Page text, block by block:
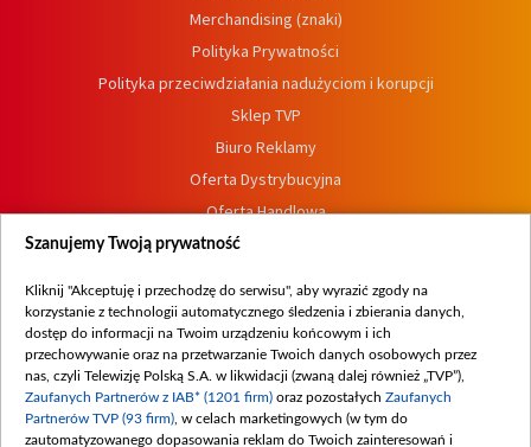
Merchandising (znaki)
Polityka Prywatności
Polityka przeciwdziałania nadużyciom i korupcji
Sklep TVP
Biuro Reklamy
Oferta Dystrybucyjna
Oferta Handlowa
Dostępność
Procedura zgłoszeń wewnętrznych
Szanujemy Twoją prywatność
Kliknij "Akceptuję i przechodzę do serwisu", aby wyrazić zgody na
korzystanie z technologii automatycznego śledzenia i zbierania danych,
dostęp do informacji na Twoim urządzeniu końcowym i ich
przechowywanie oraz na przetwarzanie Twoich danych osobowych przez
nas, czyli Telewizję Polską S.A. w likwidacji (zwaną dalej również „TVP”),
Zaufanych Partnerów z IAB* (1201 firm) oraz pozostałych Zaufanych
Partnerów TVP (93 firm) , w celach marketingowych (w tym do
zautomatyzowanego dopasowania reklam do Twoich zainteresowań i